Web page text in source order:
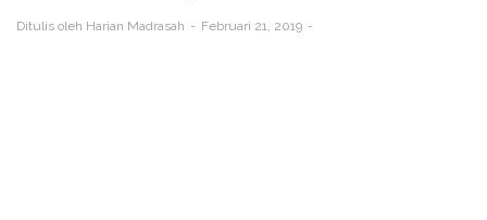
Ditulis oleh Harian Madrasah Februari 21, 2019